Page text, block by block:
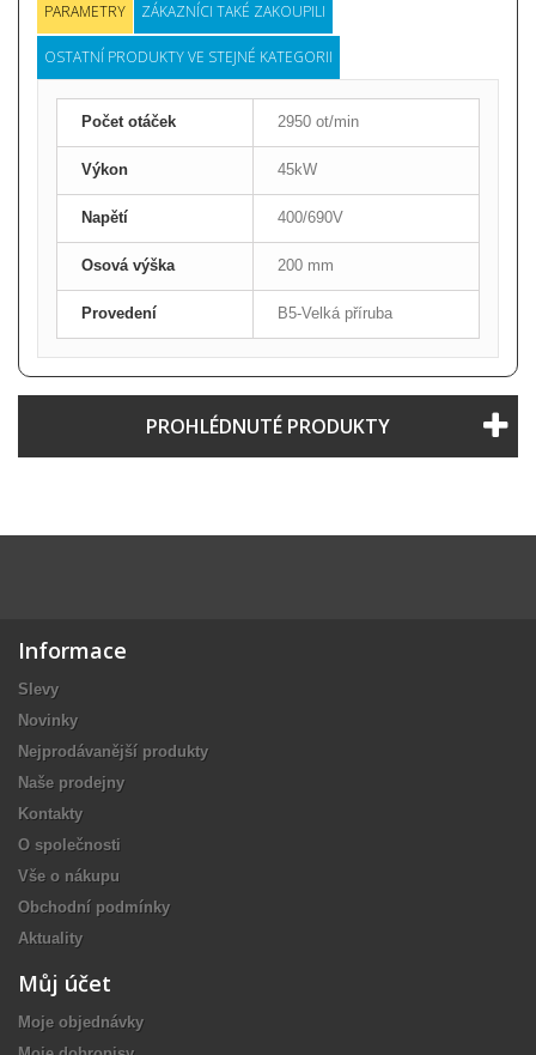
PARAMETRY ZÁKAZNÍCI TAKÉ ZAKOUPILI
OSTATNÍ PRODUKTY VE STEJNÉ KATEGORII
Počet otáček 2950 ot/min
Výkon 45kW
Napětí 400/690V
Osová výška 200 mm
Provedení B5-Velká příruba
PROHLÉDNUTÉ PRODUKTY
Informace
Slevy
Novinky
Nejprodávanější produkty
Naše prodejny
Kontakty
O společnosti
Vše o nákupu
Obchodní podmínky
Aktuality
Můj účet
Moje objednávky